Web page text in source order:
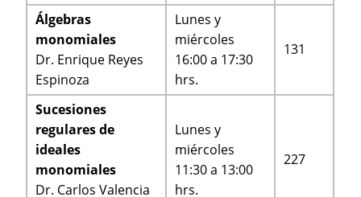
Álgebras
monomiales
Dr. Enrique Reyes
Espinoza
Lunes y
miércoles
16:00 a 17:30
hrs.
131
Sucesiones
regulares de
ideales
monomiales
Dr. Carlos Valencia
Lunes y
miércoles
11:30 a 13:00
hrs.
227